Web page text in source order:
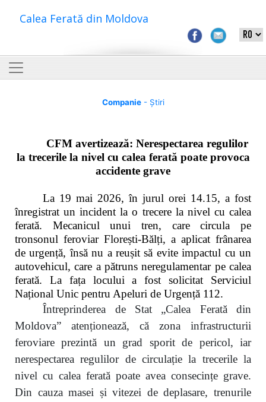
Calea Ferată din Moldova
Companie- Știri
CFM avertizează: Nerespectarea regulilor
la trecerile la nivel cu calea ferată poate provoca
accidente grave
La 19 mai 2026, în jurul orei 14.15, a fost
înregistrat un incident la o trecere la nivel cu calea
ferată. Mecanicul unui tren, care circula pe
tronsonul feroviar Florești-Bălți, a aplicat frânarea
de urgență, însă nu a reușit să evite impactul cu un
autovehicul, care a pătruns neregulamentar pe calea
ferată. La fața locului a fost solicitat Serviciul
Național Unic pentru Apeluri de Urgență 112.
Întreprinderea de Stat „Calea Ferată din
Moldova” atenționează, că zona infrastructurii
feroviare prezintă un grad sporit de pericol, iar
nerespectarea regulilor de circulație la trecerile la
nivel cu calea ferată poate avea consecințe grave.
Din cauza masei și vitezei de deplasare, trenurile